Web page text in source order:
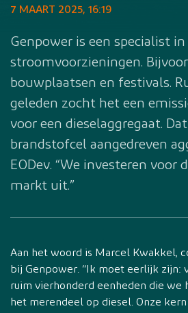
7 MAART 2025, 16:19
Genpower is een specialist
stroomvoorzieningen.
bouwplaatsen en festivals.
geleden zocht het een
voor een dieselaggregaat.
brandstofcel aangedreven
EODev. “We investeren voor
markt uit.”
Aan het woord is Marcel Kwakkel,
bij Genpower. “Ik moet eerlijk zijn:
ruim vierhonderd eenheden die we
het merendeel op diesel. Onze